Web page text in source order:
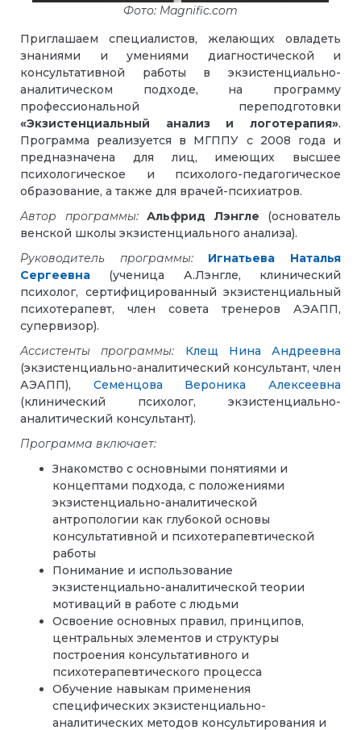
Фото: Magnific.com
Приглашаем специалистов, желающих овладеть
знаниями и умениями диагностической и
консультативной работы в экзистенциально-
аналитическом подходе, на программу
профессиональной переподготовки
«Экзистенциальный анализ и логотерапия».
Программа реализуется в МГППУ с 2008 года и
предназначена для лиц, имеющих высшее
психологическое и психолого-педагогическое
образование, а также для врачей-психиатров.
Автор программы: Альфрид Лэнгле (основатель
венской школы экзистенциального анализа).
Руководитель программы: Игнатьева Наталья
Сергеевна (ученица А.Лэнгле, клинический
психолог, сертифицированный экзистенциальный
психотерапевт, член совета тренеров АЭАПП,
супервизор).
Ассистенты программы:
Клещ Нина Андреевна
(экзистенциально-аналитический консультант, член
АЭАПП), Семенцова Вероника Алексеевна
(клинический психолог, экзистенциально-
аналитический консультант).
Программа включает:
Знакомство с основными понятиями и
концептами подхода, с положениями
экзистенциально-аналитической
антропологии как глубокой основы
консультативной и психотерапевтической
работы
Понимание и использование
экзистенциально-аналитической теории
мотиваций в работе с людьми
Освоение основных правил, принципов,
центральных элементов и структуры
построения консультативного и
психотерапевтического процесса
Обучение навыкам применения
специфических экзистенциально-
аналитических методов консультирования и